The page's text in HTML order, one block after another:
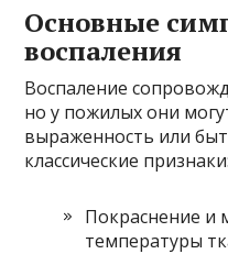
Основные
воспаления
Воспаление
но у пожилых они
выраженность или
классические признаки:
Покраснение и
температуры